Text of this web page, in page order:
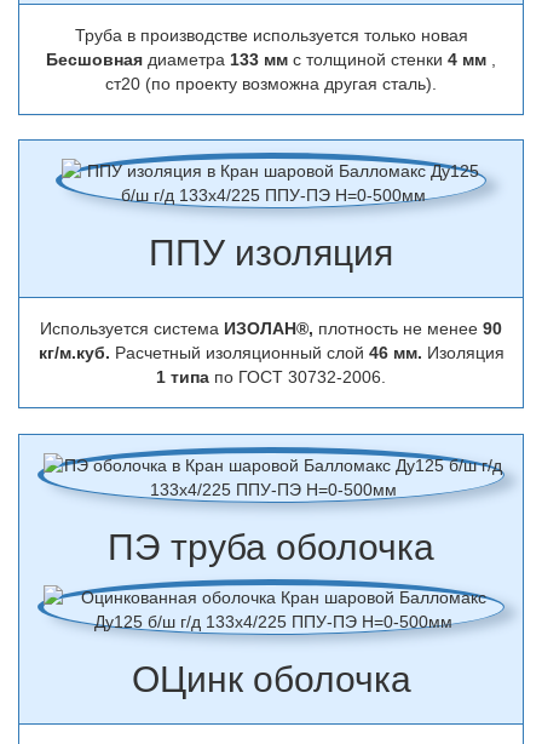
Труба в производстве используется только новая
Бесшовная диаметра 133 мм с толщиной стенки 4 мм
ст20 (по проекту возможна другая сталь).
ППУ изоляция
Используется система ИЗОЛАН®, плотность не менее 90
кг/м.куб. Расчетный изоляционный слой 46 мм. Изоляция
1 типа по ГОСТ 30732-2006.
ПЭ труба оболочка
ОЦинк оболочка